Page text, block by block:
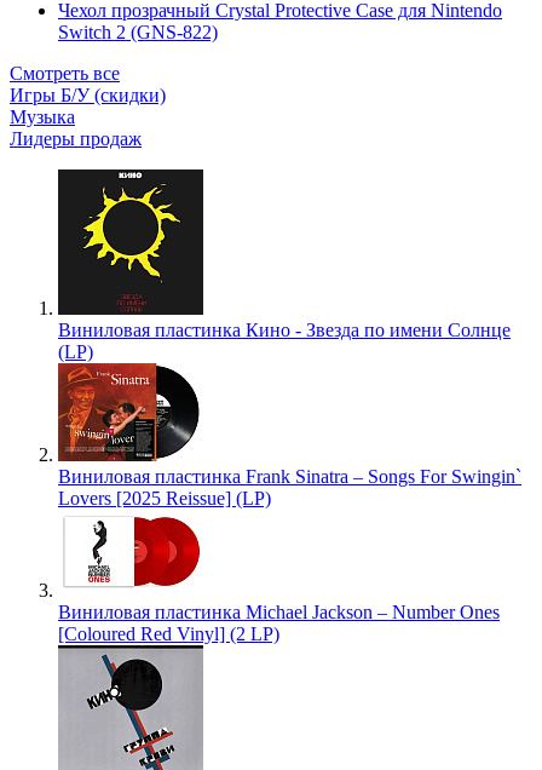
Чехол прозрачный Crystal Protective Case для Nintendo
Switch 2 (GNS-822)
Смотреть все
Игры Б/У (скидки)
Музыка
Лидеры продаж
Виниловая пластинка Кино - Звезда по имени Солнце
(LP)
Виниловая пластинка Frank Sinatra – Songs For Swingin`
Lovers [2025 Reissue] (LP)
Виниловая пластинка Michael Jackson – Number Ones
[Coloured Red Vinyl] (2 LP)